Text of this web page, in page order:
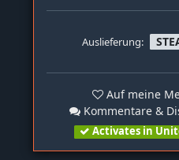
Auslieferung:
Auf meine
Kommentare &
Activates in